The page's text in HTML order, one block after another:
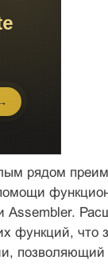
рядом
Assembler.
функций, что